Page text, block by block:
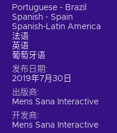
Portuguese - Brazil
Spanish - Spain
Spanish-Latin America
法语
英语
葡萄牙语
发布日期
2019年7月30日
出版商
Mens Sana Interactive
开发商
Mens Sana Interactive